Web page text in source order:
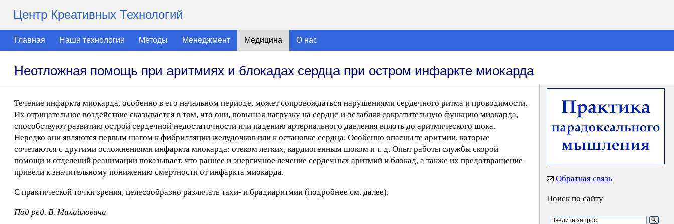
Центр Креативных Технологий
Главная Наши технологии Методы Менеджмент Медицина О нас
Неотложная помощь при аритмиях и блокадах сердца при остром инфаркте миокарда
Течение инфаркта миокарда, особенно в его начальном периоде, может сопровождаться нарушениями сердечного ритма и проводимости.
Их отрицательное воздействие сказывается в том, что они, повышая нагрузку на сердце и ослабляя сократительную функцию миокарда,
способствуют развитию острой сердечной недостаточности или падению артериального давления вплоть до аритмического шока.
Нередко они являются первым шагом к фибрилляции желудочков или к остановке сердца. Особенно опасны те аритмии, которые
сочетаются с другими осложнениями инфаркта миокарда: отеком легких, кардиогенным шоком и т. д. Опыт работы службы скорой
помощи и отделений реанимации показывает, что раннее и энергичное лечение сердечных аритмий и блокад, а также их предотвращение
привели к значительному понижению смертности от инфаркта миокарда.
С практической точки зрения, целесообразно различать тахи- и брадиаритмии (подробнее см. далее).
Под ред. В. Михайловича
Обратная связь
Поиск по сайту